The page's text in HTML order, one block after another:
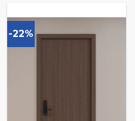
-22%